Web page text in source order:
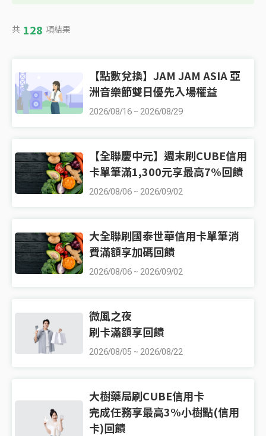
共 128 項結果
【點數兌換】JAM JAM ASIA 亞
洲音樂節雙日優先入場權益
2026/08/16 ~ 2026/08/29
【全聯慶中元】週末刷CUBE信用
卡單筆滿1,300元享最高7%回饋
2026/08/06 ~ 2026/09/02
大全聯刷國泰世華信用卡單筆消
費滿額享加碼回饋
2026/08/06 ~ 2026/09/02
微風之夜
刷卡滿額享回饋
2026/08/05 ~ 2026/08/22
大樹藥局刷CUBE信用卡
完成任務享最高3%小樹點(信用
卡)回饋